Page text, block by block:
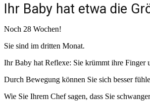
Ihr Baby hat etwa die
Noch 28 Wochen!
Sie sind im dritten Monat.
Ihr Baby hat Reflexe: Sie krümmt ihre Finger
Durch Bewegung können Sie sich besser
Wie Sie Ihrem Chef sagen, dass Sie